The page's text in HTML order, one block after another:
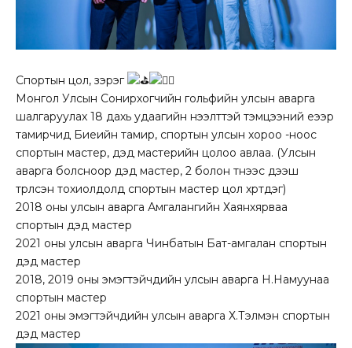
Спортын цол, зэрэг
Монгол Улсын Сонирхогчийн гольфийн улсын аварга
шалгаруулах 18 дахь удаагийн нээлттэй тэмцээний үеээр
тамирчид Биеийн тамир, спортын улсын хороо -ноос
спортын мастер, дэд мастерийн цолоо авлаа. (Улсын
аварга болсноор дэд мастер, 2 болон түүнээс дээш
түрүүлсэн тохиолдолд спортын мастер цол хүртдэг)
2018 оны улсын аварга Амгалангийн Хаянхярваа
спортын дэд мастер
2021 оны улсын аварга Чинбатын Бат-амгалан спортын
дэд мастер
2018, 2019 оны эмэгтэйчүүдийн улсын аварга Н.Намуунаа
спортын мастер
2021 оны эмэгтэйчүүдийн улсын аварга Х.Тэлмэн спортын
дэд мастер